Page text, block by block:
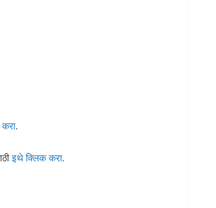
.
इथे क्लिक करा.